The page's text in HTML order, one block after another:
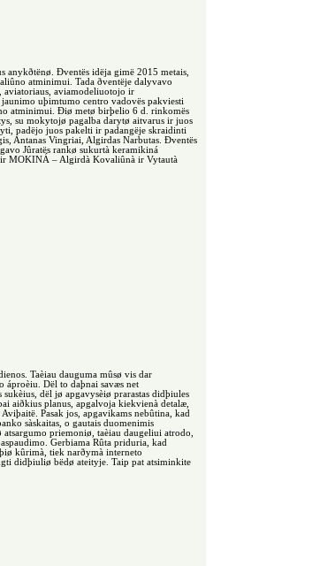
anykðtënø. Ðventës idëja gimë 2015 metais,
atminimui. Tada ðventëje dalyvavo
aviatoriaus, aviamodeliuotojo ir
uþimtumo centro vadovës pakviesti
atminimui. Ðiø metø birþelio 6 d. rinkomës
su mokytojø pagalba darytø aitvarus ir juos
padëjo juos pakelti ir padangëje skraidinti
Antanas Vingriai, Algirdas Narbutas. Ðventës
Jûratës rankø sukurtà keramikiná
MOKINÁ – Algirdà Kovaliûnà ir Vytautà
Taèiau dauguma mûsø vis dar
áproèiu. Dël to daþnai savæs net
dël jø apgavysèiø prarastas didþiules
aiðkius planus, apgalvoja kiekvienà detalæ,
Pasak jos, apgavikams nebûtina, kad
sàskaitas, o gautais duomenimis
priemoniø, taèiau daugeliui atrodo,
Gerbiama Rûta priduria, kad
kûrimà, tiek narðymà interneto
didþiuliø bëdø ateityje. Taip pat atsiminkite